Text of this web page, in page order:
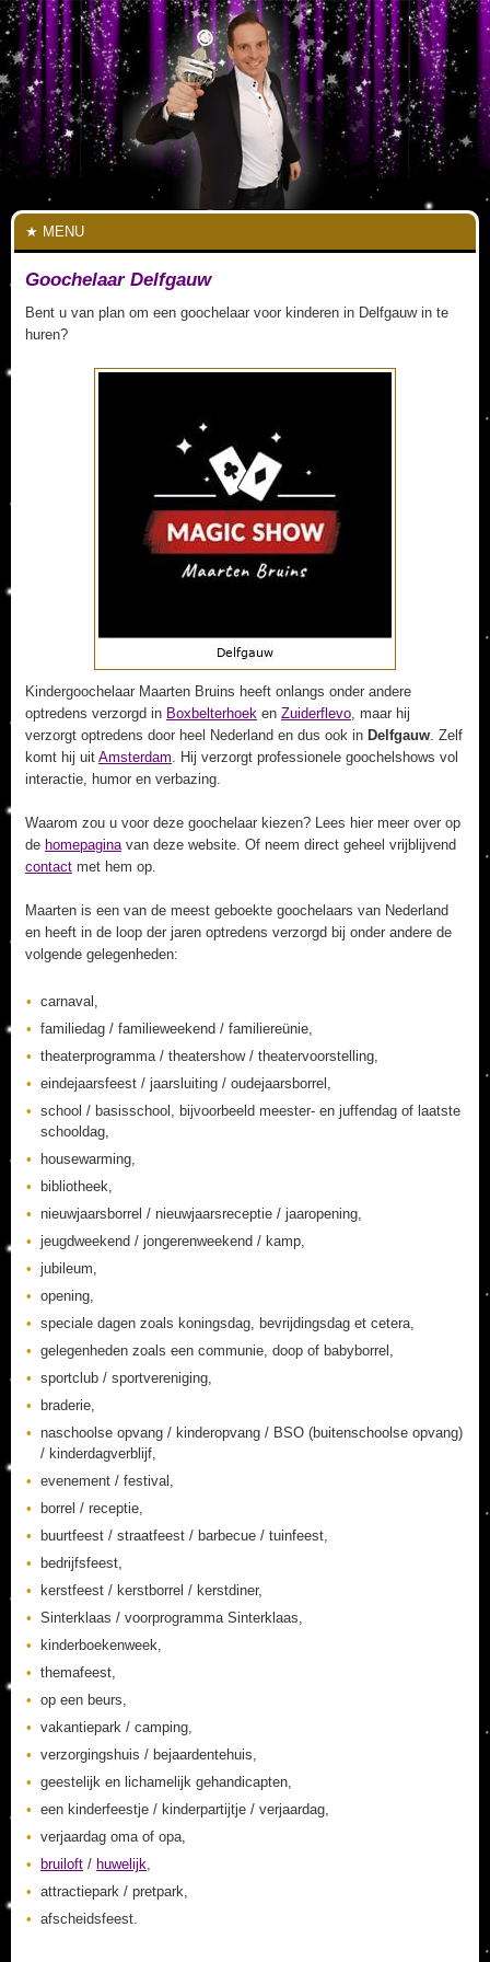
MENU
Goochelaar Delfgauw
Bent u van plan om een goochelaar voor kinderen in Delfgauw in te
huren?
Kindergoochelaar Maarten Bruins heeft onlangs onder andere
optredens verzorgd in Boxbelterhoek en Zuiderflevo, maar hij
verzorgt optredens door heel Nederland en dus ook in Delfgauw. Zelf
komt hij uit Amsterdam. Hij verzorgt professionele goochelshows vol
interactie, humor en verbazing.
Waarom zou u voor deze goochelaar kiezen? Lees hier meer over op
de homepaginavan deze website. Of neem direct geheel vrijblijvend
contact met hem op.
Maarten is een van de meest geboekte goochelaars van Nederland
en heeft in de loop der jaren optredens verzorgd bij onder andere de
volgende gelegenheden:
carnaval,
familiedag / familieweekend / familiereünie,
theaterprogramma / theatershow / theatervoorstelling,
eindejaarsfeest / jaarsluiting / oudejaarsborrel,
school / basisschool, bijvoorbeeld meester- en juffendag of laatste
schooldag,
housewarming,
bibliotheek,
nieuwjaarsborrel / nieuwjaarsreceptie / jaaropening,
jeugdweekend / jongerenweekend / kamp,
jubileum,
opening,
speciale dagen zoals koningsdag, bevrijdingsdag et cetera,
gelegenheden zoals een communie, doop of babyborrel,
sportclub / sportvereniging,
braderie,
naschoolse opvang / kinderopvang / BSO (buitenschoolse opvang)
/ kinderdagverblijf,
evenement / festival,
borrel / receptie,
buurtfeest / straatfeest / barbecue / tuinfeest,
bedrijfsfeest,
kerstfeest / kerstborrel / kerstdiner,
Sinterklaas / voorprogramma Sinterklaas,
kinderboekenweek,
themafeest,
op een beurs,
vakantiepark / camping,
verzorgingshuis / bejaardentehuis,
geestelijk en lichamelijk gehandicapten,
een kinderfeestje / kinderpartijtje / verjaardag,
verjaardag oma of opa,
bruiloft / huwelijk,
attractiepark / pretpark,
afscheidsfeest.